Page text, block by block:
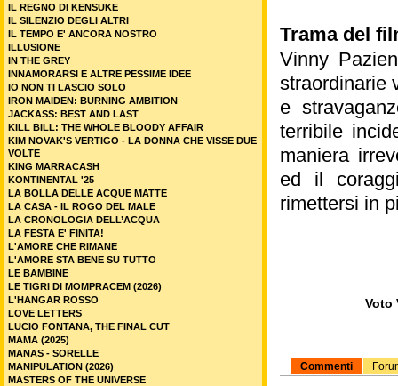
Trama del
Vinny
straordinarie
e
terribile
maniera
ed il
rimettersi in
Voto
Commenti
IL REGNO DI KENSUKE
IL SILENZIO DEGLI ALTRI
IL TEMPO E' ANCORA NOSTRO
ILLUSIONE
IN THE GREY
INNAMORARSI E ALTRE PESSIME IDEE
IO NON TI LASCIO SOLO
IRON MAIDEN: BURNING AMBITION
JACKASS: BEST AND LAST
KILL BILL: THE WHOLE BLOODY AFFAIR
KIM NOVAK'S VERTIGO - LA DONNA CHE VISSE DUE
VOLTE
KING MARRACASH
KONTINENTAL '25
LA BOLLA DELLE ACQUE MATTE
LA CASA - IL ROGO DEL MALE
LA CRONOLOGIA DELL’ACQUA
LA FESTA E' FINITA!
L'AMORE CHE RIMANE
L'AMORE STA BENE SU TUTTO
LE BAMBINE
LE TIGRI DI MOMPRACEM (2026)
L'HANGAR ROSSO
LOVE LETTERS
LUCIO FONTANA, THE FINAL CUT
MAMA (2025)
MANAS - SORELLE
MANIPULATION (2026)
MASTERS OF THE UNIVERSE